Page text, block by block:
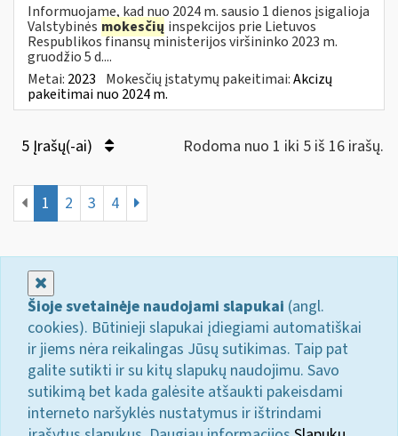
Informuojame, kad nuo 2024 m. sausio 1 dienos įsigalioja
Valstybinės mokesčių inspekcijos prie Lietuvos
Respublikos finansų ministerijos viršininko 2023 m.
gruodžio 5 d....
Metai: 2023 Mokesčių įstatymų pakeitimai:Akcizų
pakeitimai nuo 2024 m.
5 Įrašų(-ai) Rodoma nuo 1 iki 5 iš 16 irašų.
1 2 3 4
Šioje svetainėje naudojami slapukai (angl.
cookies). Būtinieji slapukai įdiegiami automatiškai
ir jiems nėra reikalingas Jūsų sutikimas. Taip pat
galite sutikti ir su kitų slapukų naudojimu. Savo
sutikimą bet kada galėsite atšaukti pakeisdami
interneto naršyklės nustatymus ir ištrindami